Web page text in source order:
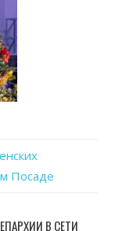
Посаде
В СЕТИ